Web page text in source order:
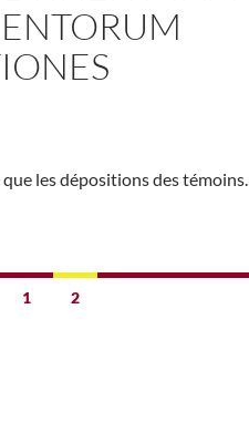
les dépositions des témoins.
1 2